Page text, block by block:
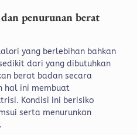
penurunan berat
yang berlebihan bahkan
dari yang dibutuhkan
berat badan secara
hal ini membuat
Kondisi ini berisiko
serta menurunkan